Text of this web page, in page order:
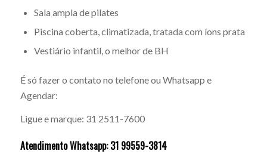
Sala ampla de pilates
Piscina coberta, climatizada, tratada com íons prata
Vestiário infantil, o melhor de BH
É só fazer o contato no telefone ou Whatsapp e
Agendar:
Ligue e marque: 31 2511-7600
Atendimento Whatsapp: 31 99559-3814